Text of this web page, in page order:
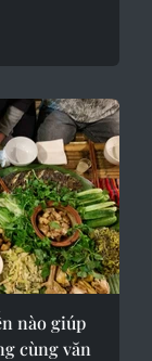
nào giúp
cùng văn